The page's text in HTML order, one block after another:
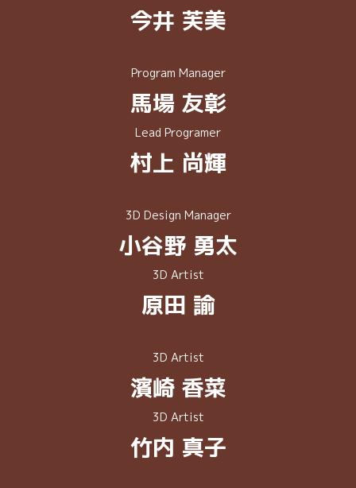
今井 芙美
Program Manager
⾺場 友彰
Lead Programer
村上 尚輝
3D Design Manager
⼩⾕野 勇太
3D Artist
原⽥ 諭
3D Artist
濱崎 ⾹菜
3D Artist
竹内 真子